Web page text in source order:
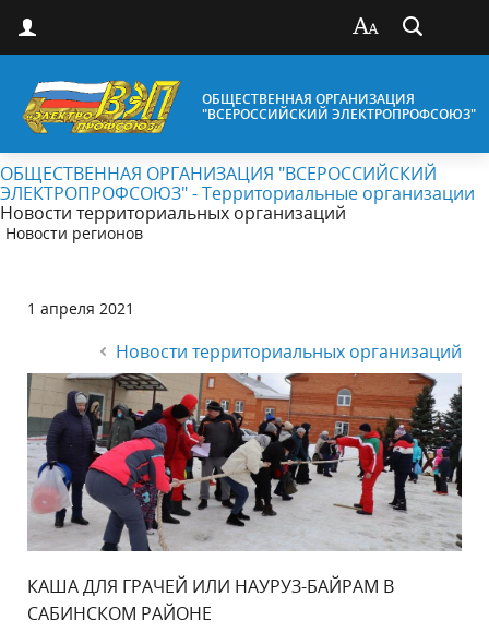
ОБЩЕСТВЕННАЯ ОРГАНИЗАЦИЯ
"ВСЕРОССИЙСКИЙ ЭЛЕКТРОПРОФСОЮЗ"
ОБЩЕСТВЕННАЯ ОРГАНИЗАЦИЯ "ВСЕРОССИЙСКИЙ
ЭЛЕКТРОПРОФСОЮЗ" - Территориальные организации
Новости территориальных организаций
Новости регионов
1 апреля 2021
Новости территориальных организаций
КАША ДЛЯ ГРАЧЕЙ ИЛИ НАУРУЗ-БАЙРАМ В
САБИНСКОМ РАЙОНЕ